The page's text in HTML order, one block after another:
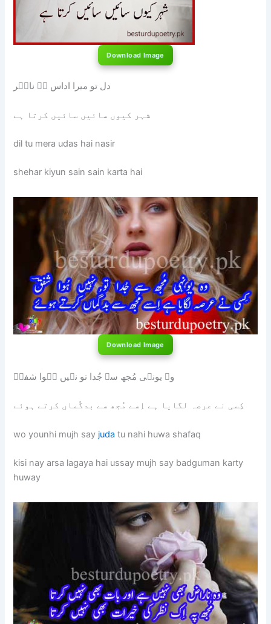
Download Image
دل تو میرا اداس ہے ناصؔر
شہر کیوں سائیں سائیں کرتا ہے
dil tu mera udas hai nasir
shehar kiyun sain sain karta hai
Download Image
وہ یونہی مُجھ سے جُدا تو نہیں ہُوا شفقؔ
کِسی نے عرصہ لگایا ہے اِسے مُجھ سے بدگُماں کرتے ہوئے
wo younhi mujh say juda tu nahi huwa shafaq
kisi nay arsa lagaya hai ussay mujh say badguman karty
huway